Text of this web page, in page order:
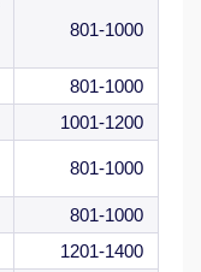
801-1000
801-1000
1001-1200
801-1000
801-1000
1201-1400